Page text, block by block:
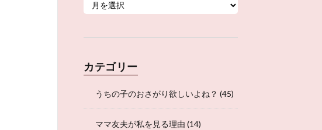
カテゴリー
うちの子のおさがり欲しいよね？ (45)
ママ友夫が私を見る理由 (14)